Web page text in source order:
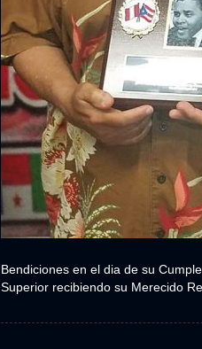
Bendiciones en el dia de su
Superior recibiendo su Merecido